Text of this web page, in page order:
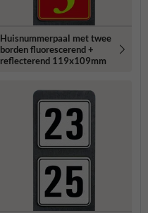
Huisnummerpaal met twee
borden fluorescerend +
reflecterend 119x109mm